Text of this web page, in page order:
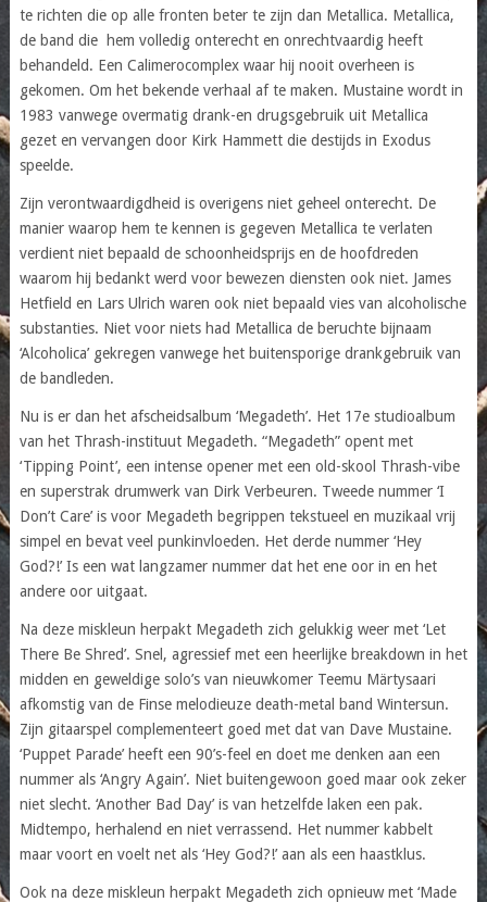
te richten die op alle fronten beter te zijn dan Metallica. Metallica,
de band die hem volledig onterecht en onrechtvaardig heeft
behandeld. Een Calimerocomplex waar hij nooit overheen is
gekomen. Om het bekende verhaal af te maken. Mustaine wordt in
1983 vanwege overmatig drank-en drugsgebruik uit Metallica
gezet en vervangen door Kirk Hammett die destijds in Exodus
speelde.
Zijn verontwaardigdheid is overigens niet geheel onterecht. De
manier waarop hem te kennen is gegeven Metallica te verlaten
verdient niet bepaald de schoonheidsprijs en de hoofdreden
waarom hij bedankt werd voor bewezen diensten ook niet. James
Hetfield en Lars Ulrich waren ook niet bepaald vies van alcoholische
substanties. Niet voor niets had Metallica de beruchte bijnaam
‘Alcoholica’ gekregen vanwege het buitensporige drankgebruik van
de bandleden.
Nu is er dan het afscheidsalbum ‘Megadeth’. Het 17e studioalbum
van het Thrash-instituut Megadeth. “Megadeth” opent met
‘Tipping Point’, een intense opener met een old-skool Thrash-vibe
en superstrak drumwerk van Dirk Verbeuren. Tweede nummer ‘I
Don’t Care’ is voor Megadeth begrippen tekstueel en muzikaal vrij
simpel en bevat veel punkinvloeden. Het derde nummer ‘Hey
God?!’ Is een wat langzamer nummer dat het ene oor in en het
andere oor uitgaat.
Na deze miskleun herpakt Megadeth zich gelukkig weer met ‘Let
There Be Shred’. Snel, agressief met een heerlijke breakdown in het
midden en geweldige solo’s van nieuwkomer Teemu Märtysaari
afkomstig van de Finse melodieuze death-metal band Wintersun.
Zijn gitaarspel complementeert goed met dat van Dave Mustaine.
‘Puppet Parade’ heeft een 90’s-feel en doet me denken aan een
nummer als ‘Angry Again’. Niet buitengewoon goed maar ook zeker
niet slecht. ‘Another Bad Day’ is van hetzelfde laken een pak.
Midtempo, herhalend en niet verrassend. Het nummer kabbelt
maar voort en voelt net als ‘Hey God?!’ aan als een haastklus.
Ook na deze miskleun herpakt Megadeth zich opnieuw met ‘Made